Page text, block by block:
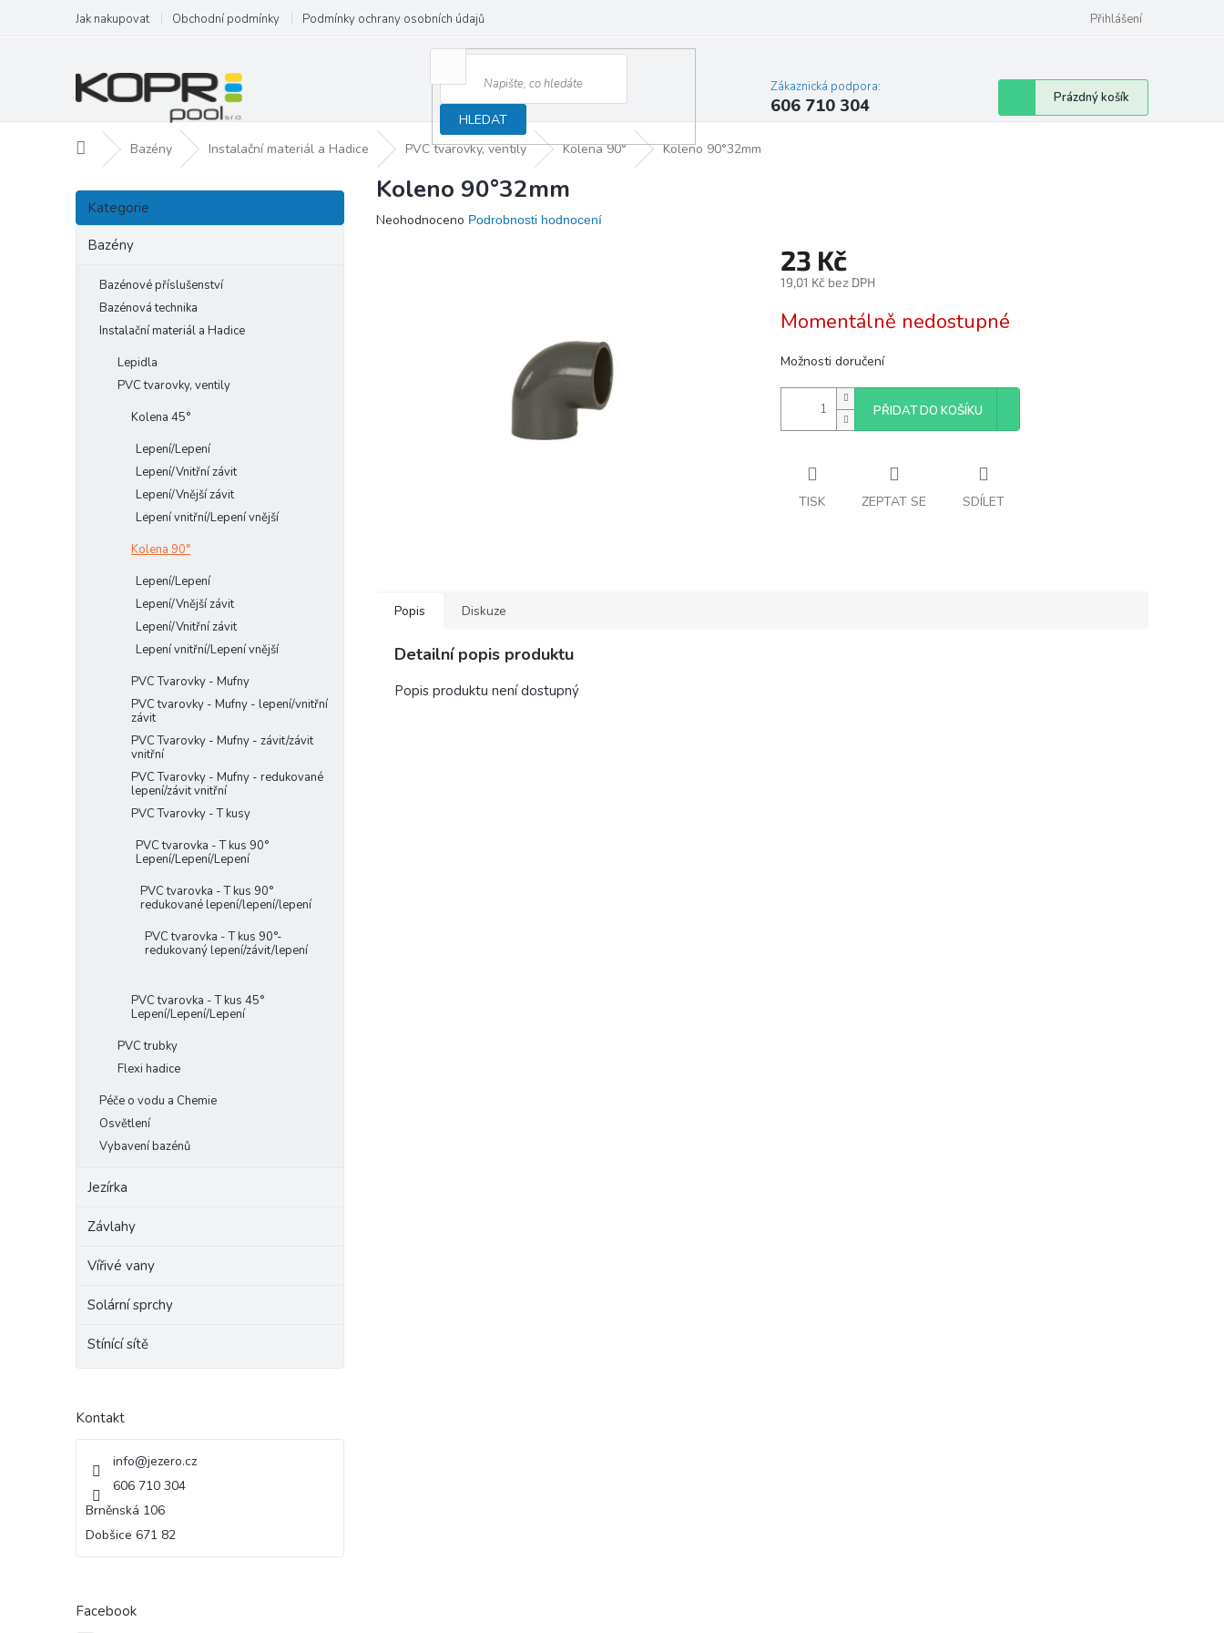
obsah
Jak nakupovat Obchodní podmínky Podmínky ochrany osobních údajů Přihlášení
HLEDAT
Zákaznická podpora:
606 710 304
Nákupní
košík
Prázdný košík
Domů Bazény Instalační materiál a Hadice PVC tvarovky, ventily Kolena 90° Koleno 90°32mm
P
s
Přeskočit
kategorie
Kategorie
Bazény
Bazénové příslušenství
Bazénová technika
Instalační materiál a Hadice
Lepidla
PVC tvarovky, ventily
Kolena 45°
Lepení/Lepení
Lepení/Vnitřní závit
Lepení/Vnější závit
Lepení vnitřní/Lepení vnější
Kolena 90°
Lepení/Lepení
Lepení/Vnější závit
Lepení/Vnitřní závit
Lepení vnitřní/Lepení vnější
PVC Tvarovky - Mufny
PVC tvarovky - Mufny - lepení/vnitřní
závit
PVC Tvarovky - Mufny - závit/závit
vnitřní
PVC Tvarovky - Mufny - redukované
lepení/závit vnitřní
PVC Tvarovky - T kusy
PVC tvarovka - T kus 90°
Lepení/Lepení/Lepení
PVC tvarovka - T kus 90°
redukované lepení/lepení/lepení
PVC tvarovka - T kus 90°-
redukovaný lepení/závit/lepení
PVC tvarovka - T kus 45°
Lepení/Lepení/Lepení
PVC trubky
Flexi hadice
Péče o vodu a Chemie
Osvětlení
Vybavení bazénů
Jezírka
Závlahy
Vířivé vany
Solární sprchy
Stínící sítě
Kontakt
info@jezero.cz
606 710 304
Brněnská 106
Dobšice 671 82
Facebook
Koleno 90°32mm
Průměrné
Neohodnoceno Podrobnosti hodnocení
23 Kč
19,01 Kč bez DPH
cena:
Momentálně nedostupné
Možnosti doručení
PŘIDAT DO KOŠÍKU
TISK ZEPTAT SE SDÍLET
Popis Diskuze
Detailní popis produktu
Popis produktu není dostupný